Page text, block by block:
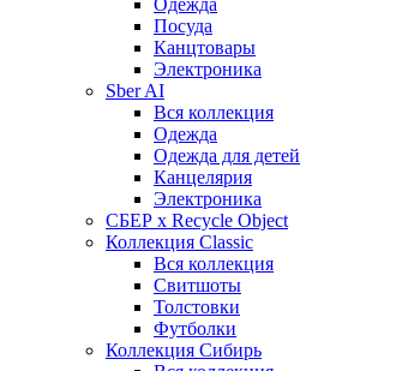
Одежда
Посуда
Канцтовары
Электроника
Sber AI
Вся коллекция
Одежда
Одежда для детей
Канцелярия
Электроника
СБЕР x Recycle Object
Коллекция Classic
Вся коллекция
Свитшоты
Толстовки
Футболки
Коллекция Сибирь